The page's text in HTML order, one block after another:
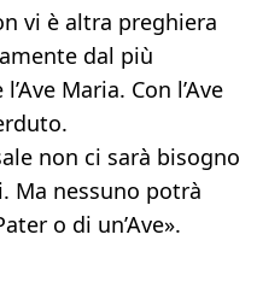
vi è altra preghiera
dal più
Maria. Con l’Ave
non ci sarà bisogno
Ma nessuno potrà
o di un’Ave».